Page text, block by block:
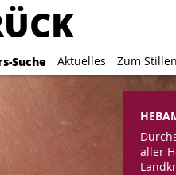
Suche Aktuelles Zum
Suche Aktuelles Zum
aller